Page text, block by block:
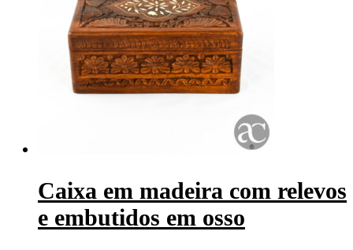
Caixa em madeira com relevos
e embutidos em osso